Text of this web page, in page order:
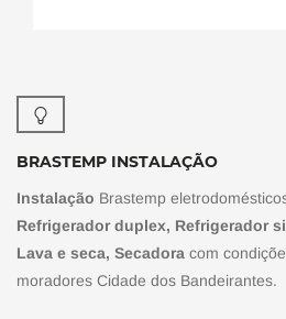
BRASTEMP INSTALAÇÃO
Instalação Brastemp
Refrigerador duplex, Refrigerador
Lava e seca, Secadora com
moradores Cidade dos Bandeirantes.